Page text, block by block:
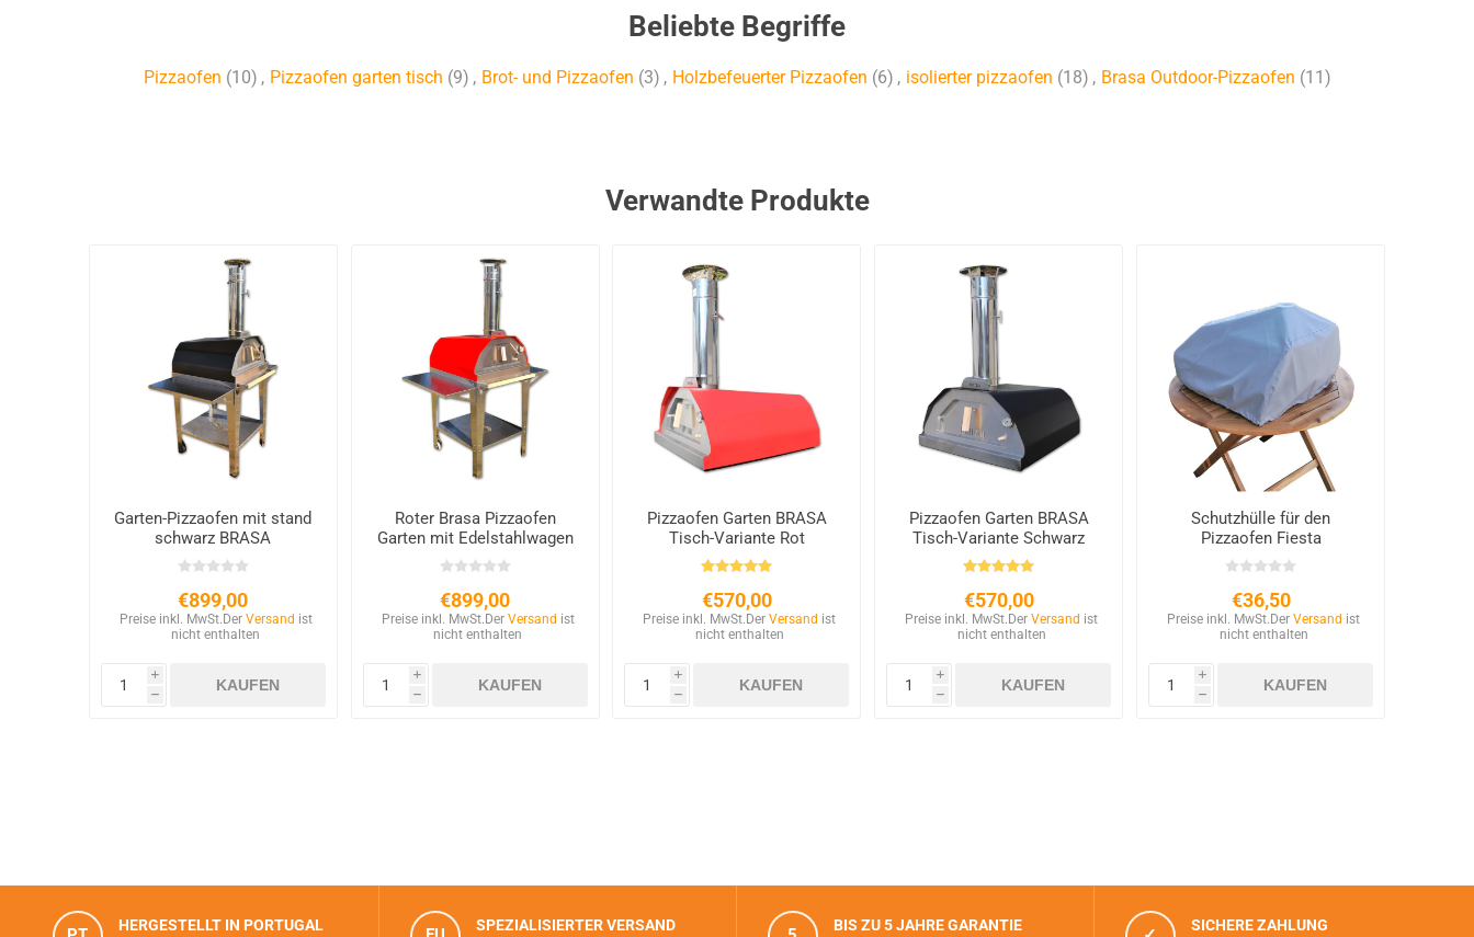
Beliebte Begriffe
Pizzaofen (10) , Pizzaofen garten tisch (9) , Brot- und Pizzaofen (3) , Holzbefeuerter Pizzaofen (6) , isolierter pizzaofen (18) , Brasa Outdoor-Pizzaofen (11)
Verwandte Produkte
Garten-Pizzaofen mit stand
schwarz BRASA
€899,00
Preise inkl. MwSt.Der Versand ist
nicht enthalten
i
h
Roter Brasa Pizzaofen
Garten mit Edelstahlwagen
€899,00
Preise inkl. MwSt.Der Versand ist
nicht enthalten
i
h
Pizzaofen Garten BRASA
Tisch-Variante Rot
€570,00
Preise inkl. MwSt.DerVersand ist
nicht enthalten
i
h
Pizzaofen Garten BRASA
Tisch-Variante Schwarz
€570,00
Preise inkl. MwSt.DerVersand ist
nicht enthalten
i
h
Schutzhülle für den
Pizzaofen Fiesta
€36,50
Preise inkl. MwSt.DerVersand ist
nicht enthalten
i
h
HERGESTELLT IN PORTUGAL SPEZIALISIERTER VERSAND BIS ZU 5 JAHRE GARANTIE SICHERE ZAHLUNG